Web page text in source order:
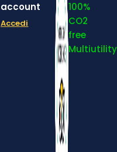
account
Accedi
100%
CO2
free
Multiutility